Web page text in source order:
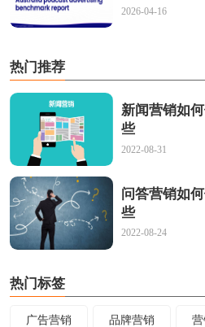
2026-04-16
热门推荐
新闻营销如
些
2022-08-31
问答营销如
些
2022-08-24
热门标签
广告营销 品牌营销